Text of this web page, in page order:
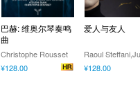
巴赫: 维奥尔琴奏鸣
曲
Christophe Rousset
¥128.00
爱人与友人
¥128.00